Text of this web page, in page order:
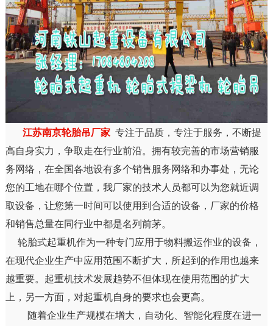
江苏南京轮胎吊厂家 专注于品质，专注于服务，不断提
高自身实力，争取走在行业前沿。拥有较完善的市场营销服
务网络，在全国各地设有多个销售服务网络和办事处，无论
您的工地在哪个位置，我厂家的技术人员都可以为您就近调
取设备，让您第一时间可以使用到合适的设备，厂家的价格
和销售总量在同行业中都是名列前茅。
轮胎式起重机作为一种专门应用于物料搬运作业的设备，
在现代企业生产中应用范围不断扩大，所起到的作用也越来
越重要。起重机技术发展趋势不但体现在使用范围的扩大
上，另一方面，对起重机自身的要求也会更高。
随着企业生产规模在增大，自动化、智能化程度在进一